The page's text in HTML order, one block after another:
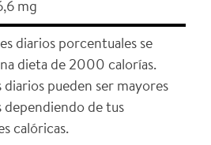
mg
diarios porcentuales se
dieta de 2000 calorías.
diarios pueden ser mayores
dependiendo de tus
calóricas.